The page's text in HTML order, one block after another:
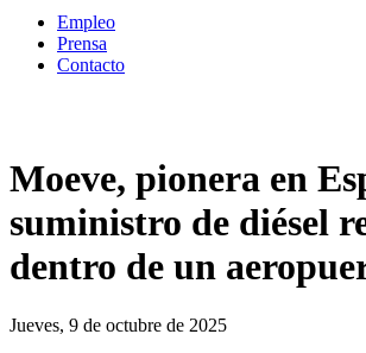
Empleo
Prensa
Contacto
Moeve, pionera en
suministro de diésel
dentro de un
Jueves, 9 de octubre de 2025